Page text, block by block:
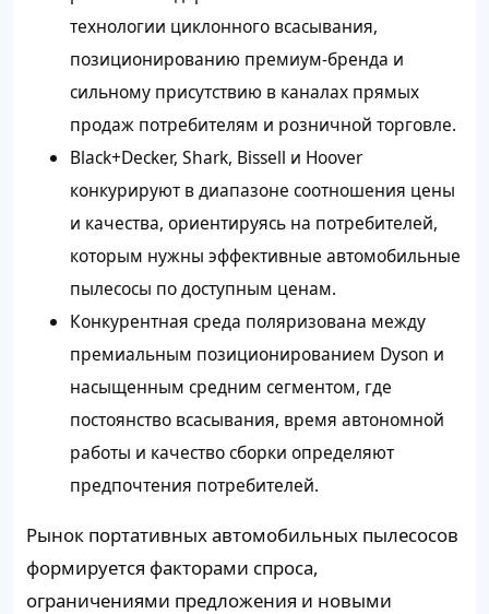
технологии циклонного всасывания,
позиционированию премиум-бренда и
сильному присутствию в каналах прямых
продаж потребителям и розничной торговле.
Black+Decker, Shark, Bissell и Hoover
конкурируют в диапазоне соотношения цены
и качества, ориентируясь на потребителей,
которым нужны эффективные автомобильные
пылесосы по доступным ценам.
Конкурентная среда поляризована между
премиальным позиционированием Dyson и
насыщенным средним сегментом, где
постоянство всасывания, время автономной
работы и качество сборки определяют
предпочтения потребителей.
Рынок портативных автомобильных пылесосов
формируется факторами спроса,
ограничениями предложения и новыми